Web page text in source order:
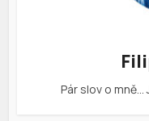
Pár slov o